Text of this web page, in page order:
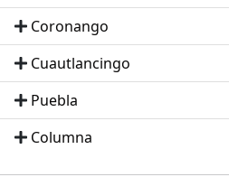
Coronango
Cuautlancingo
Puebla
Columna